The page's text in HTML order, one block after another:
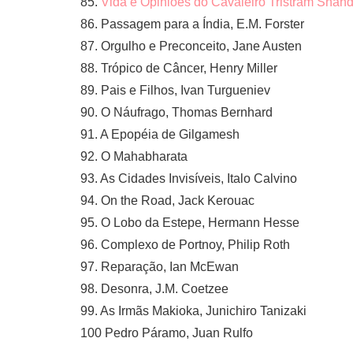
86. Passagem para a Índia, E.M. Forster
87. Orgulho e Preconceito, Jane Austen
88. Trópico de Câncer, Henry Miller
89. Pais e Filhos, Ivan Turgueniev
90. O Náufrago, Thomas Bernhard
91. A Epopéia de Gilgamesh
92. O Mahabharata
93. As Cidades Invisíveis, Italo Calvino
94. On the Road, Jack Kerouac
95. O Lobo da Estepe, Hermann Hesse
96. Complexo de Portnoy, Philip Roth
97. Reparação, Ian McEwan
98. Desonra, J.M. Coetzee
99. As Irmãs Makioka, Junichiro Tanizaki
100 Pedro Páramo, Juan Rulfo